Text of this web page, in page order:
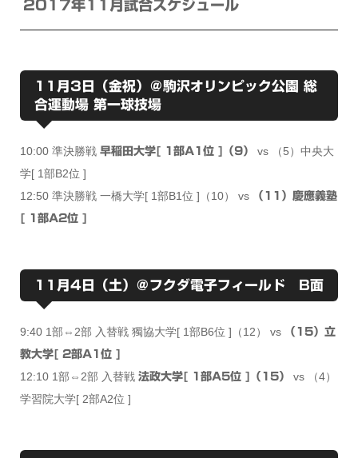
2017年11月試合スケジュール
11月3日（金祝）＠駒沢オリンピック公園 総
合運動場 第一球技場
10:00 準決勝戦 早稲田大学[ 1部A1位 ]（9）
vs （5）中央大
学[ 1部B2位 ]
12:50 準決勝戦 一橋大学[ 1部B1位 ]（10） vs
（11）慶應義塾
[ 1部A2位 ]
11月4日（土）＠フクダ電子フィールド B面
9:40 1部⇔2部 入替戦 獨協大学[ 1部B6位 ]（12） vs
（15）立
教大学[ 2部A1位 ]
12:10 1部⇔2部 入替戦 法政大学[ 1部A5位 ]（15）
vs （4）
学習院大学[ 2部A2位 ]